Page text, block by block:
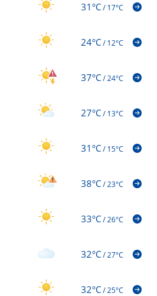
31°C/17°C
24°C/12°C
37°C/24°C
27°C/13°C
31°C/15°C
38°C/23°C
33°C/26°C
32°C/27°C
32°C/25°C